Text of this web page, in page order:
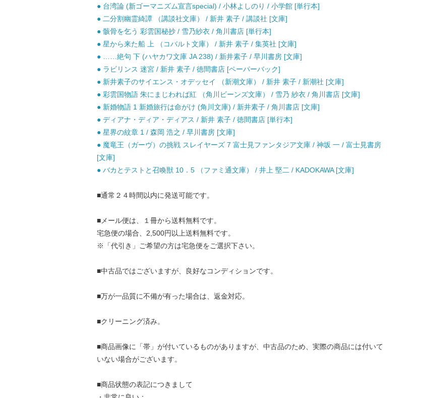
● 台湾論 (新ゴーマニズム宣言special) / 小林よしのり / 小学館 [単行本]
● 二分割幽霊綺譚 （講談社文庫） / 新井 素子 / 講談社 [文庫]
● 骸骨を乞う 彩雲国秘抄 / 雪乃紗衣 / 角川書店 [単行本]
● 星から来た船 上 （コバルト文庫） / 新井 素子 / 集英社 [文庫]
● ……絶句 下 (ハヤカワ文庫 JA 238) / 新井素子 / 早川書房 [文庫]
● ラビリンス 迷宮 / 新井 素子 / 徳間書店 [ペーパーバック]
● 新井素子のサイエンス・オデッセイ （新潮文庫） / 新井 素子 / 新潮社 [文庫]
● 彩雲国物語 朱にまじわれば紅 （角川ビーンズ文庫） / 雪乃 紗衣 / 角川書店 [文庫]
● 新婚物語 1 新婚旅行は命がけ (角川文庫) / 新井素子 / 角川書店 [文庫]
● ディアナ・ディア・ディアス / 新井 素子 / 徳間書店 [単行本]
● 星界の紋章 1 / 森岡 浩之 / 早川書房 [文庫]
● 魔竜王（ガーヴ）の挑戦 スレイヤーズ 7 富士見ファンタジア文庫 / 神坂 一 / 富士見書房
[文庫]
● バカとテストと召喚獣 10．5 （ファミ通文庫） / 井上 堅二 / KADOKAWA [文庫]
■通常２４時間以内に発送可能です。
■メール便は、１冊から送料無料です。
宅急便の場合、2,500円以上送料無料です。
※「代引き」ご希望の方は宅急便をご選択下さい。
■中古品ではございますが、良好なコンディションです。
■万が一品質に不備が有った場合は、返金対応。
■クリーニング済み。
■商品画像に「帯」が付いているものがありますが、中古品のため、実際の商品には付いて
いない場合がございます。
■商品状態の表記につきまして